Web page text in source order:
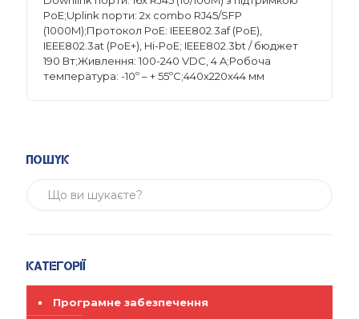
PoE;Uplink порти: 2x combo RJ45/SFP
(1000M);Протокол PoE: IEEE802.3af (PoE),
IEEE802.3at (PoE+), Hi-PoE; IEEE802.3bt / бюджет
190 Вт;Живлення: 100-240 VDC, 4 A;Робоча
температура: -10º – + 55ºC;440x220x44 мм
Пошук
Категорії
Програмне забезпечення